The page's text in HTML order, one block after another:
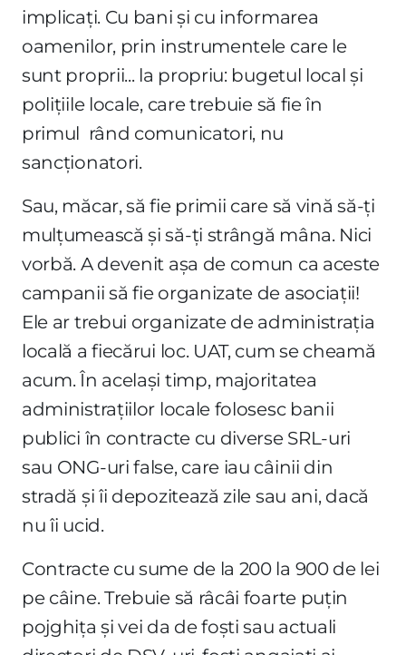
implicați. Cu bani și cu informarea
oamenilor, prin instrumentele care le
sunt proprii... la propriu: bugetul local și
polițiile locale, care trebuie să fie în
primul rând comunicatori, nu
sancționatori.
Sau, măcar, să fie primii care să vină să-ți
mulțumească și să-ți strângă mâna. Nici
vorbă. A devenit așa de comun ca aceste
campanii să fie organizate de asociații!
Ele ar trebui organizate de administrația
locală a fiecărui loc. UAT, cum se cheamă
acum. În același timp, majoritatea
administrațiilor locale folosesc banii
publici în contracte cu diverse SRL-uri
sau ONG-uri false, care iau câinii din
stradă și îi depozitează zile sau ani, dacă
nu îi ucid.
Contracte cu sume de la 200 la 900 de lei
pe câine. Trebuie să râcâi foarte puțin
pojghița și vei da de foști sau actuali